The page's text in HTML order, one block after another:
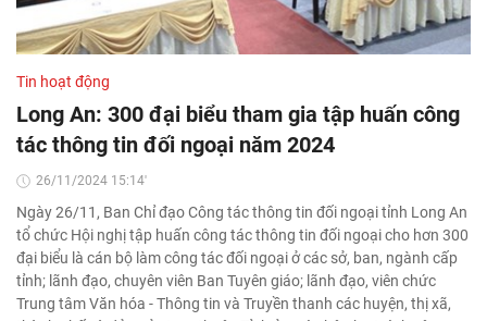
Tin hoạt động
Long An: 300 đại biểu tham gia tập huấn công
tác thông tin đối ngoại năm 2024
26/11/2024 15:14'
Ngày 26/11, Ban Chỉ đạo Công tác thông tin đối ngoại tỉnh Long An
tổ chức Hội nghị tập huấn công tác thông tin đối ngoại cho hơn 300
đại biểu là cán bộ làm công tác đối ngoại ở các sở, ban, ngành cấp
tỉnh; lãnh đạo, chuyên viên Ban Tuyên giáo; lãnh đạo, viên chức
Trung tâm Văn hóa - Thông tin và Truyền thanh các huyện, thị xã,